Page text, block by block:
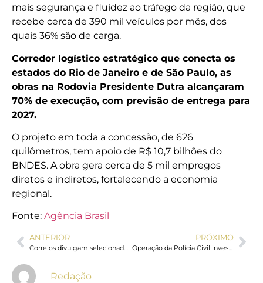
mais segurança e fluidez ao tráfego da região, que
recebe cerca de 390 mil veículos por mês, dos
quais 36% são de carga.
Corredor logístico estratégico que conecta os
estados do Rio de Janeiro e de São Paulo, as
obras na Rodovia Presidente Dutra alcançaram
70% de execução, com previsão de entrega para
2027.
O projeto em toda a concessão, de 626
quilômetros, tem apoio de R$ 10,7 bilhões do
BNDES. A obra gera cerca de 5 mil empregos
diretos e indiretos, fortalecendo a economia
regional.
Fonte: Agência Brasil
ANTERIOR
Correios divulgam selecionados para Programa Jovem Aprendiz 2026
PRÓXIMO
Operação da Polícia Civil investiga descontos em benefícios do DF
Redação